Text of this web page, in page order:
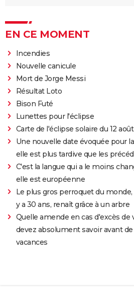
EN CE MOMENT
Incendies
Nouvelle canicule
Mort de Jorge Messi
Résultat Loto
Bison Futé
Lunettes pour l'éclipse
Carte de l'éclipse solaire du 12 août
Une nouvelle date évoquée pour
elle est plus tardive que les
C'est la langue qui a le moins
elle est européenne
Le plus gros perroquet du
y a 30 ans, renaît grâce à un arbre
Quelle amende en cas d'excès de
devez absolument savoir avant
vacances